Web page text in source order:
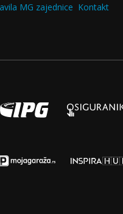
MG zajednice Kontakt